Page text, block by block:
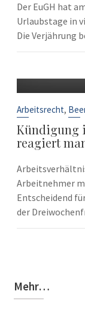
Der EuGH hat
Urlaubstage in
Die Verjährung
Arbeitsrecht,
Kündigung
reagiert
Arbeitnehmer
Entscheidend
der
Mehr…